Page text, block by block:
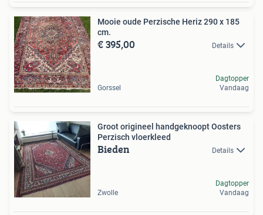
Mooie oude Perzische Heriz 290 x 185
cm.
€ 395,00 Details
Gorssel
Dagtopper
Vandaag
Groot origineel handgeknoopt Oosters
Perzisch vloerkleed
Bieden Details
Zwolle
Dagtopper
Vandaag